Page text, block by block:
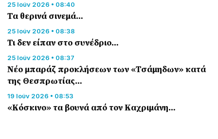
25 Ιούν 2026 • 08:40
Τα θερινά σινεμά…
25 Ιούν 2026 • 08:38
Τι δεν είπαν στο συνέδριο…
25 Ιούν 2026 • 08:37
Νέο μπαράζ προκλήσεων των «Τσάμηδων» κατά
της Θεσπρωτίας…
19 Ιούν 2026 • 08:53
«Κόσκινο» τα βουνά από τον Καχριμάνη…